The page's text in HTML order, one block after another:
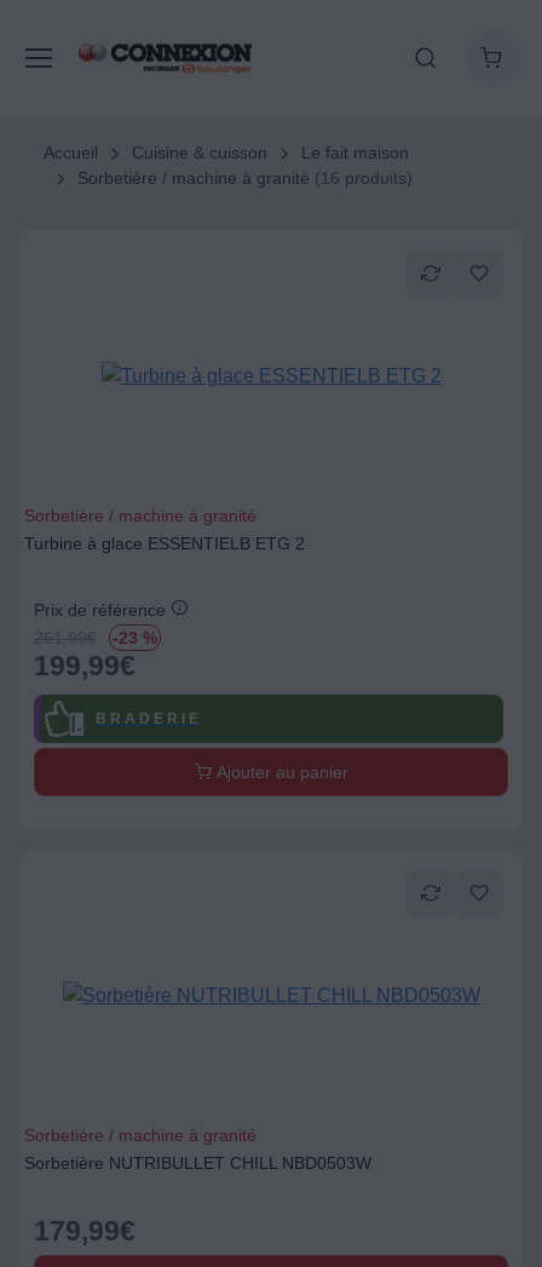
Accueil Cuisine & cuisson
Le fait maison
Sorbetière / machine à granité (16 produits)
Sorbetière / machine à granité
Turbine à glace ESSENTIELB ETG 2
Prix de référence
261.99€ -23 %
199,99€
B R A D E R I E
Ajouter au panier
Sorbetière / machine à granité
Sorbetière NUTRIBULLET CHILL NBD0503W
179,99€